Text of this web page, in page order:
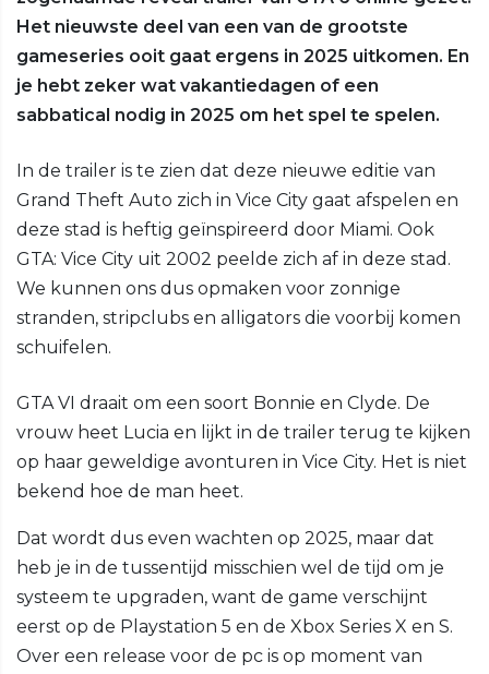
Het nieuwste deel van een van de grootste
gameseries ooit gaat ergens in 2025 uitkomen. En
je hebt zeker wat vakantiedagen of een
sabbatical nodig in 2025 om het spel te spelen.
In de trailer is te zien dat deze nieuwe editie van
Grand Theft Auto zich in Vice City gaat afspelen en
deze stad is heftig geïnspireerd door Miami. Ook
GTA: Vice City uit 2002 peelde zich af in deze stad.
We kunnen ons dus opmaken voor zonnige
stranden, stripclubs en alligators die voorbij komen
schuifelen.
GTA VI draait om een soort Bonnie en Clyde. De
vrouw heet Lucia en lijkt in de trailer terug te kijken
op haar geweldige avonturen in Vice City. Het is niet
bekend hoe de man heet.
Dat wordt dus even wachten op 2025, maar dat
heb je in de tussentijd misschien wel de tijd om je
systeem te upgraden, want de game verschijnt
eerst op de Playstation 5 en de Xbox Series X en S.
Over een release voor de pc is op moment van